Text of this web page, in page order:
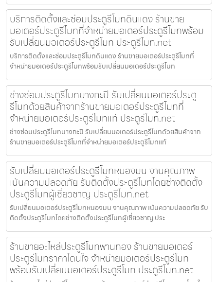
บริการติดตั้งและซ่อมประตูรีโมทดินแดง ร้านขาย
มอเตอร์ประตูรีโมทที่จำหน่ายมอเตอร์ประตูรีโมทพร้อม
รับเปลี่ยนมอเตอร์ประตูรีโมท ประตูรีโมท.net
บริการติดตั้งและซ่อมประตูรีโมทดินแดง ร้านขายมอเตอร์ประตูรีโมทที่
จำหน่ายมอเตอร์ประตูรีโมทพร้อมรับเปลี่ยนมอเตอร์ประตูรีโมท
ช่างซ่อมประตูรีโมทบางกะปิ รับเปลี่ยนมอเตอร์ประตู
รีโมทด้วยสินค้าจากร้านขายมอเตอร์ประตูรีโมทที่
จำหน่ายมอเตอร์ประตูรีโมทแท้ ประตูรีโมท.net
ช่างซ่อมประตูรีโมทบางกะปิ รับเปลี่ยนมอเตอร์ประตูรีโมทด้วยสินค้าจาก
ร้านขายมอเตอร์ประตูรีโมทที่จำหน่ายมอเตอร์ประตูรีโมทแท้
รับเปลี่ยนมอเตอร์ประตูรีโมทหนองมน งานคุณภาพ
เน้นความปลอดภัย รับติดตั้งประตูรีโมทโดยช่างติดตั้ง
ประตูรีโมทผู้เชี่ยวชาญ ประตูรีโมท.net
รับเปลี่ยนมอเตอร์ประตูรีโมทหนองมน งานคุณภาพ เน้นความปลอดภัย รับ
ติดตั้งประตูรีโมทโดยช่างติดตั้งประตูรีโมทผู้เชี่ยวชาญ ประ
ร้านขายอะไหล่ประตูรีโมทพานทอง ร้านขายมอเตอร์
ประตูรีโมทราคาโดนใจ จำหน่ายมอเตอร์ประตูรีโมท
พร้อมรับเปลี่ยนมอเตอร์ประตูรีโมท ประตูรีโมท.net